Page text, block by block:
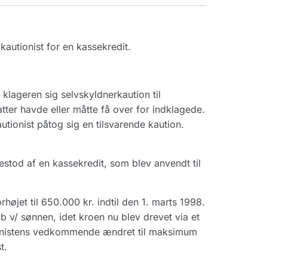
for en kassekredit.
sig selvskyldnerkaution til
havde eller måtte få over for indklagede.
påtog sig en tilsvarende kaution.
af en kassekredit, som blev anvendt til
til 650.000 kr. indtil den 1. marts 1998.
v/ sønnen, idet kroen nu blev drevet via et
vedkommende ændret til maksimum